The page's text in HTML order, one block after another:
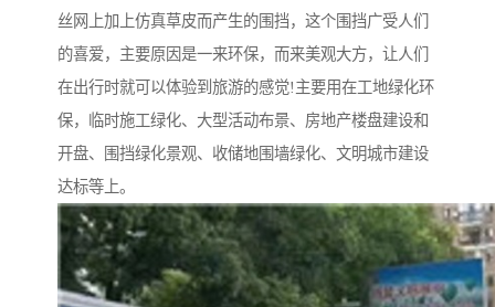
丝网上加上仿真草皮而产生的围挡，这个围挡广受人们
的喜爱，主要原因是一来环保，而来美观大方，让人们
在出行时就可以体验到旅游的感觉!主要用在工地绿化环
保，临时施工绿化、大型活动布景、房地产楼盘建设和
开盘、围挡绿化景观、收储地围墙绿化、文明城市建设
达标等上。